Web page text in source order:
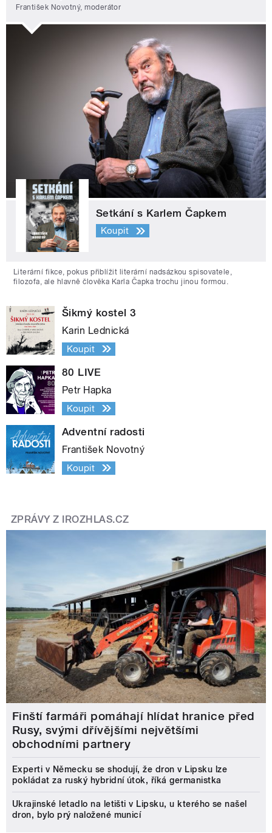
František Novotný, moderátor
Setkání s Karlem Čapkem
Koupit
Literární fikce, pokus přiblížit literární nadsázkou spisovatele,
filozofa, ale hlavně člověka Karla Čapka trochu jinou formou.
Šikmý kostel 3
Karin Lednická
Koupit
80 LIVE
Petr Hapka
Koupit
Adventní radosti
František Novotný
Koupit
ZPRÁVY Z IROZHLAS.CZ
Finští farmáři pomáhají hlídat hranice před
Rusy, svými dřívějšími největšími
obchodními partnery
Experti v Německu se shodují, že dron v Lipsku lze
pokládat za ruský hybridní útok, říká germanistka
Ukrajinské letadlo na letišti v Lipsku, u kterého se našel
dron, bylo prý naložené municí